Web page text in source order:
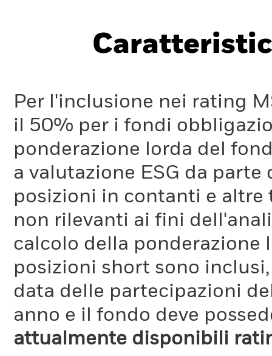
Per l'inclusione nei rating
il 50% per i fondi
ponderazione lorda del
a valutazione ESG da parte
posizioni in contanti e
non rilevanti ai fini
calcolo della ponderazione
posizioni short sono
data delle partecipazioni
anno e il fondo deve
attualmente disponibili